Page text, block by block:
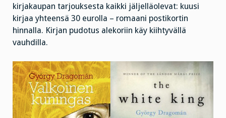
kirjakaupan tarjouksesta kaikki jäljelläolevat: kuusi
kirjaa yhteensä 30 eurolla – romaani postikortin
hinnalla. Kirjan pudotus alekoriin käy kiihtyvällä
vauhdilla.